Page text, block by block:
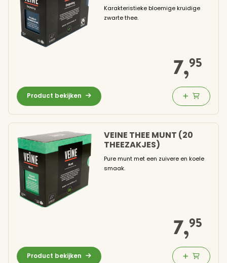
Proeven
Verwante producten
Over Hesselink
Golden beans
Karakteristieke bloemige kruidige
zwarte thee.
7,95
Product bekijken
VEINE THEE MUNT (20
THEEZAKJES)
Pure munt met een zuivere en koele
smaak.
7,95
Product bekijken